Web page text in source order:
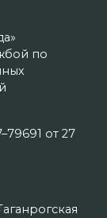
по
от 27